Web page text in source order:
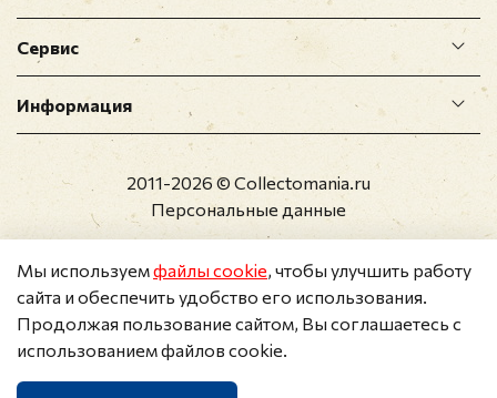
Сервис
Информация
2011-2026 © Collectomania.ru
Персональные данные
Мы используемфайлы cookie, чтобы улучшить работу
сайта и обеспечить удобство его использования.
Продолжая пользование сайтом, Вы соглашаетесь с
использованием файлов cookie.